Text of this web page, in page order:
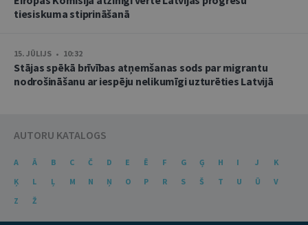
tiesiskuma stiprināšanā
15. JŪLIJS • 10:32
Stājas spēkā brīvības atņemšanas sods par migrantu
nodrošināšanu ar iespēju nelikumīgi uzturēties Latvijā
AUTORU KATALOGS
A Ā B C Č D E Ē F G Ģ H I J
K
Ķ
L Ļ M N Ņ O P R S Š T U Ū
V
Z
Ž